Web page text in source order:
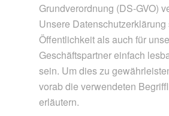
Grundverordnung (DS-GVO)
Unsere
Öffentlichkeit als auch für
Geschäftspartner einfach
sein. Um dies zu
vorab die verwendeten
erläutern.